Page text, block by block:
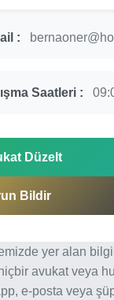
:
Saatleri :
Düzelt
Bildir
yer alan
avukat veya
e-posta veya